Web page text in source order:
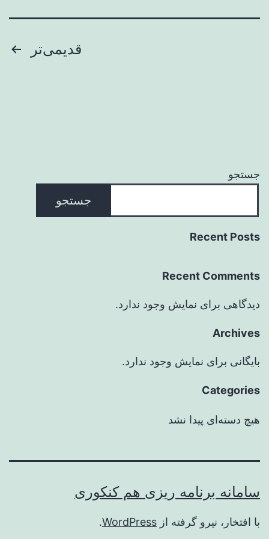
قدیمی‌تر
جستجو
جستجو
Recent Posts
Recent Comments
دیدگاهی برای نمایش وجود ندارد.
Archives
بایگانی برای نمایش وجود ندارد.
Categories
هیچ دسته‌ای پیدا نشد
سامانه برنامه ریزی هم کنکوری
با افتخار، نیرو گرفته از WordPress
.